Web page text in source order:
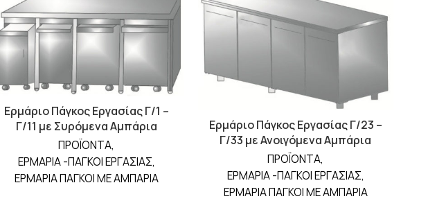
Ερμάριο Πάγκος Εργασίας Γ/1 –
Γ/11 με Συρόμενα Αμπάρια
ΠΡΟΪΟΝΤΑ,
ΕΡΜΑΡΙΑ -ΠΑΓΚΟΙ ΕΡΓΑΣΙΑΣ,
ΕΡΜΑΡΙΑ ΠΑΓΚΟΙ ΜΕ ΑΜΠΑΡΙΑ
Ερμάριο Πάγκος Εργασίας Γ/23 –
Γ/33 με Ανοιγόμενα Αμπάρια
ΠΡΟΪΟΝΤΑ,
ΕΡΜΑΡΙΑ -ΠΑΓΚΟΙ ΕΡΓΑΣΙΑΣ,
ΕΡΜΑΡΙΑ ΠΑΓΚΟΙ ΜΕ ΑΜΠΑΡΙΑ